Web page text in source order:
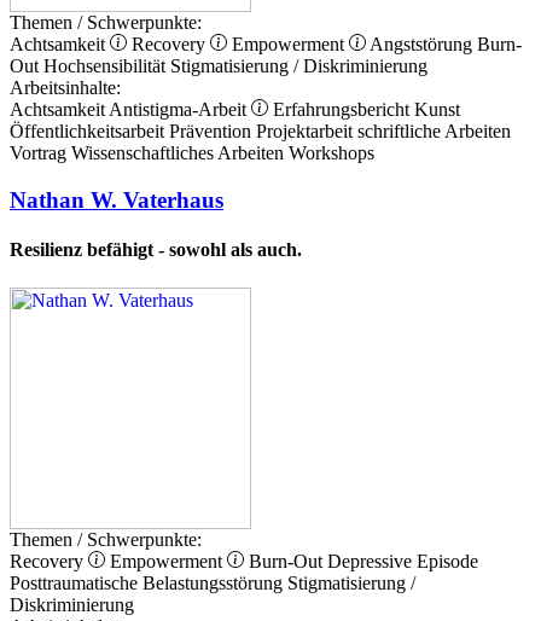
Themen / Schwerpunkte:
Achtsamkeit
Recovery Empowerment Angststörung Burn-
Out Hochsensibilität Stigmatisierung / Diskriminierung
Arbeitsinhalte:
Achtsamkeit Antistigma-Arbeit Erfahrungsbericht Kunst
Öffentlichkeitsarbeit Prävention Projektarbeit schriftliche Arbeiten
Vortrag Wissenschaftliches Arbeiten Workshops
Nathan W. Vaterhaus
Resilienz befähigt - sowohl als auch.
Themen / Schwerpunkte:
Recovery
Empowerment Burn-Out Depressive Episode
Posttraumatische Belastungsstörung Stigmatisierung /
Diskriminierung